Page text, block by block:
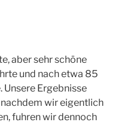
aber sehr schöne
und nach etwa 85
Unsere Ergebnisse
nachdem wir eigentlich
fuhren wir dennoch